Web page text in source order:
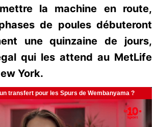
la machine en route,
de poules débuteront
une quinzaine de jours,
qui les attend au MetLife
York.